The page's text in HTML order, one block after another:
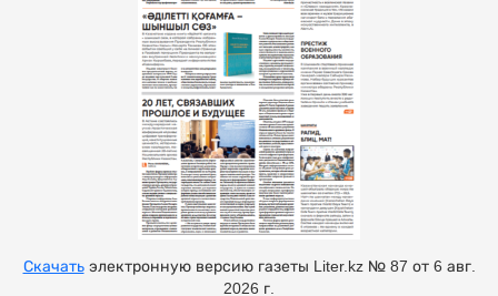
Скачатьэлектронную версию газеты Liter.kz № 87 от 6 авг.
2026 г.